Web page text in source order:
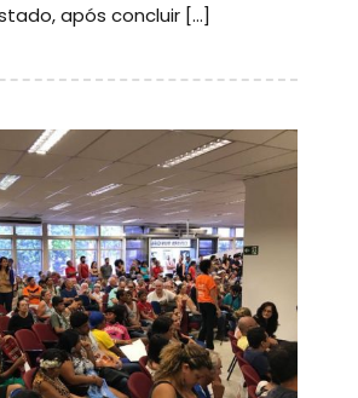
após concluir […]